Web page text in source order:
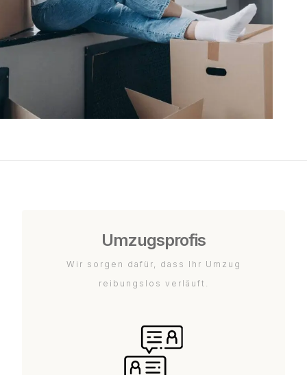
Umzugsprofis
Wir sorgen dafür, dass Ihr Umzug
reibungslos verläuft.